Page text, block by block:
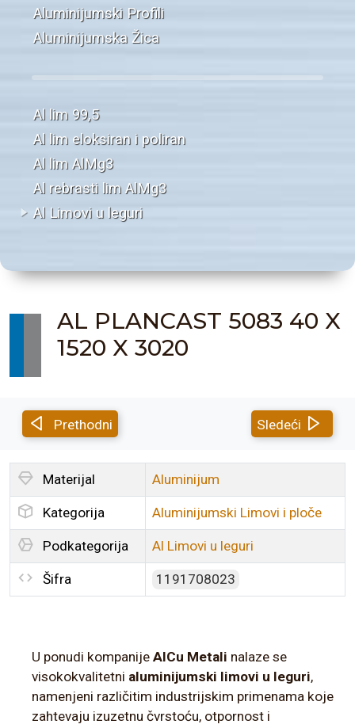
Aluminijumski Profili
Aluminijumska Žica
Al lim 99,5
Al lim eloksiran i poliran
Al lim AlMg3
Al rebrasti lim AlMg3
Al Limovi u leguri
AL PLANCAST 5083 40 X
1520 X 3020
Prethodni Sledeći
Materijal Aluminijum
Kategorija Aluminijumski Limovi i ploče
Podkategorija Al Limovi u leguri
Šifra 1191708023
U ponudi kompanije AlCu Metali nalaze se
visokokvalitetni aluminijumski limovi u leguri,
namenjeni različitim industrijskim primenama koje
zahtevaju izuzetnu čvrstoću, otpornost i